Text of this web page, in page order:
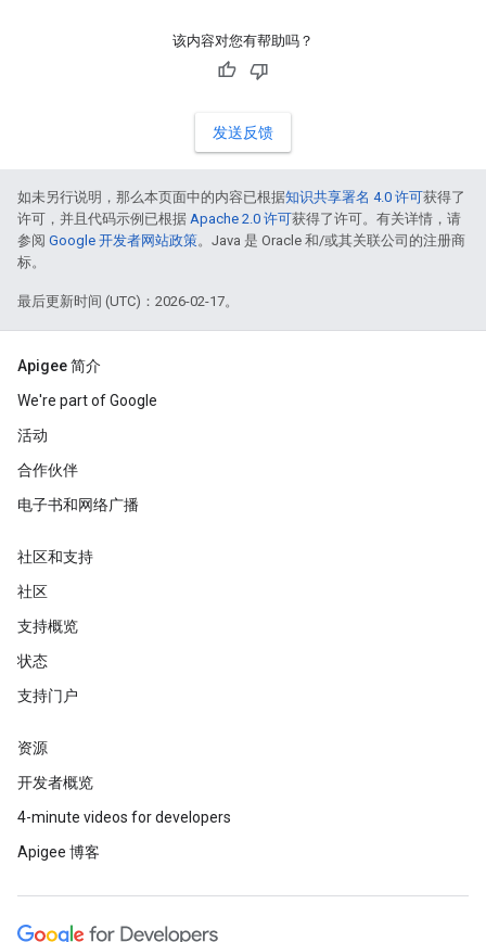
该内容对您有帮助吗？
发送反馈
如未另行说明，那么本页面中的内容已根据知识共享署名 4.0 许可获得了
许可，并且代码示例已根据 Apache 2.0 许可获得了许可。有关详情，请
参阅 Google 开发者网站政策。Java 是 Oracle 和/或其关联公司的注册商
标。
最后更新时间 (UTC)：2026-02-17。
Apigee 简介
We're part of Google
活动
合作伙伴
电子书和网络广播
社区和支持
社区
支持概览
状态
支持门户
资源
开发者概览
4-minute videos for developers
Apigee 博客